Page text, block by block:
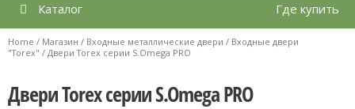
Каталог Где купить
Home / Магазин / Входные металлические двери / Входные двери
"Torex" / Двери Torex серии S.Omega PRO
Двери Torex серии S.Omega PRO